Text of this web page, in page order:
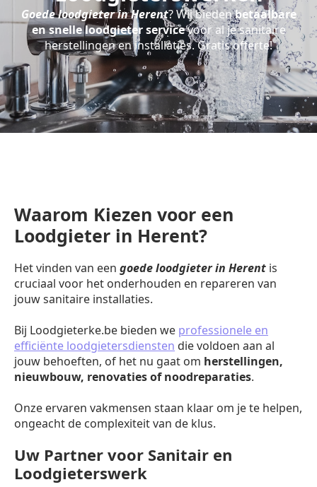
Goede loodgieter in Herent? Wij biedenbetaalbare
en snelle loodgieter servicevoor al je sanitaire
herstellingen en installaties. Gratis offerte!
Waarom Kiezen voor een
Loodgieter in Herent?
Het vinden van een goede loodgieter in Herent is
cruciaal voor het onderhouden en repareren van
jouw sanitaire installaties.
Bij Loodgieterke.be bieden we professionele en
efficiënte loodgietersdiensten die voldoen aan al
jouw behoeften, of het nu gaat om herstellingen,
nieuwbouw, renovaties of noodreparaties.
Onze ervaren vakmensen staan klaar om je te helpen,
ongeacht de complexiteit van de klus.
Uw Partner voor Sanitair en
Loodgieterswerk